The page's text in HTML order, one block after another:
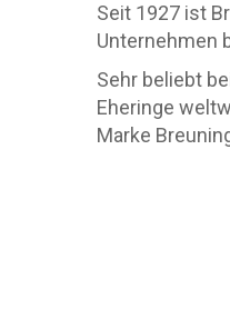
Seit 1927 ist
Unternehmen
Sehr beliebt
Eheringe
Marke